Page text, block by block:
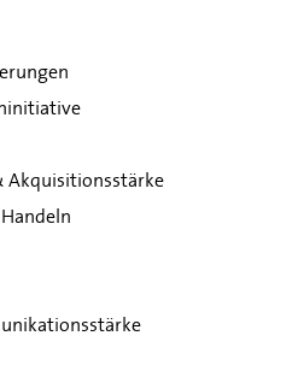
Akquisitionsstärke